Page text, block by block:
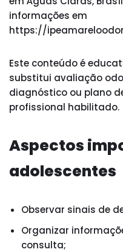
informações em
https://
Este conteúdo é
substitui avaliação
diagnóstico ou plano
profissional habilitado.
Aspectos
adolescentes
Observar sinais de
Organizar
consulta;